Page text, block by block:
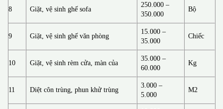
8 Giặt, vệ sinh ghế sofa
250.000 –
350.000
Bộ
9 Giặt, vệ sinh ghế văn phòng
15.000 –
35.000
Chiếc
10 Giặt, vệ sinh rèm cửa, màn của
35.000 –
60.000
Kg
11 Diệt côn trùng, phun khử trùng
3.000 –
5.000
M2